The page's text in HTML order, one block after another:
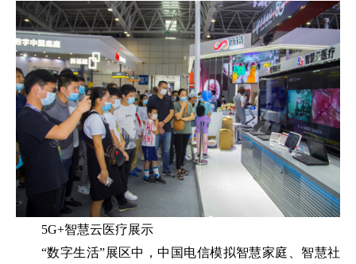
5G+智慧云医疗展示
“数字生活”展区中，中国电信模拟智慧家庭、智慧社